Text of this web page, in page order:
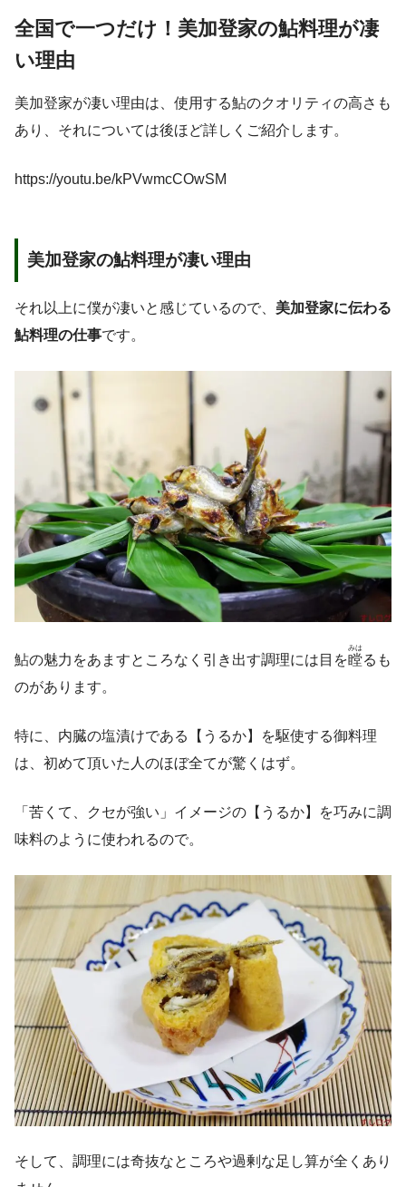
全国で一つだけ！美加登家の鮎料理が凄
い理由
美加登家が凄い理由は、使用する鮎のクオリティの高さも
あり、それについては後ほど詳しくご紹介します。
https://youtu.be/kPVwmcCOwSM
美加登家の鮎料理が凄い理由
それ以上に僕が凄いと感じているので、 美加登家に伝わる
鮎料理の仕事です。
鮎の魅力をあますところなく引き出す調理には目を瞠
みは
るも
のがあります。
特に、内臓の塩漬けである【うるか】を駆使する御料理
は、初めて頂いた人のほぼ全てが驚くはず。
「苦くて、クセが強い」イメージの【うるか】を巧みに調
味料のように使われるので。
そして、調理には奇抜なところや過剰な足し算が全くあり